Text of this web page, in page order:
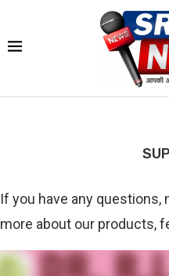
If you have any questions,
more about our products,